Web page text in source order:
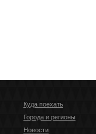
Куда поехать
Города и регионы
Новости